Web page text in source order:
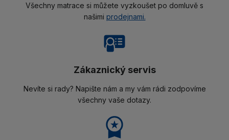
Všechny matrace si můžete vyzkoušet po domluvě s
našimi prodejnami.
Zákaznický servis
Nevíte si rady? Napište nám a my vám rádi zodpovíme
všechny vaše dotazy.